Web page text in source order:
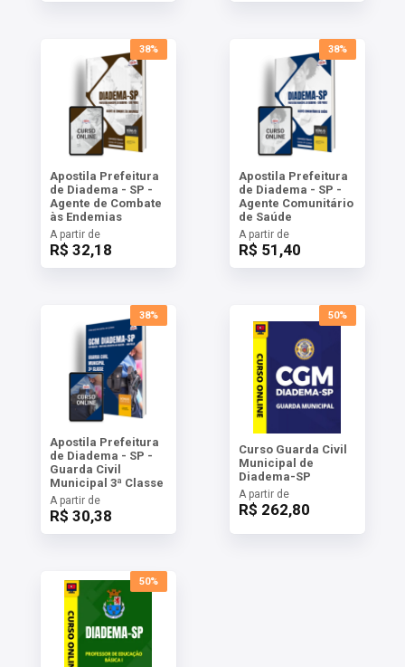
38%
Apostila Prefeitura
de Diadema - SP -
Agente de Combate
às Endemias
A partir de
R$ 32,18
38%
Apostila Prefeitura
de Diadema - SP -
Agente Comunitário
de Saúde
A partir de
R$ 51,40
38%
Apostila Prefeitura
de Diadema - SP -
Guarda Civil
Municipal 3ª Classe
A partir de
R$ 30,38
50%
Curso Guarda Civil
Municipal de
Diadema-SP
A partir de
R$ 262,80
50%